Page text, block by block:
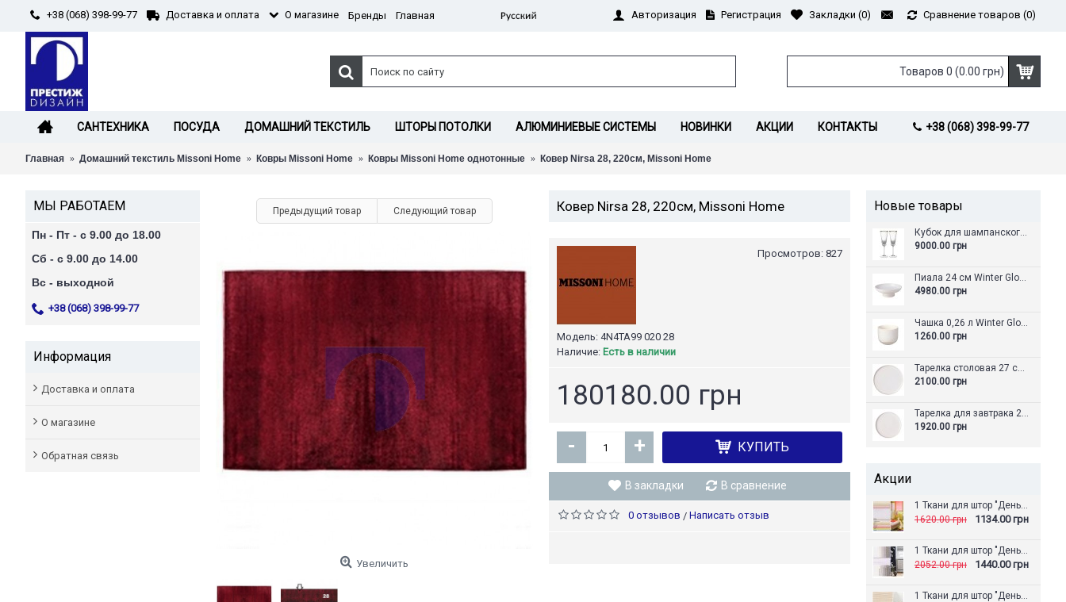
+38 (068) 398-99-77 Доставка и оплата О магазине Бренды Главная Авторизация Регистрация Закладки (0) Сравнение товаров (0)
Товаров 0 (0.00 грн)
САНТЕХНИКА ПОСУДА ДОМАШНИЙ ТЕКСТИЛЬ ШТОРЫ ПОТОЛКИ АЛЮМИНИЕВЫЕ СИСТЕМЫ НОВИНКИ АКЦИИ КОНТАКТЫ +38 (068) 398-99-77
Главная Домашний текстиль Missoni Home Ковры Missoni Home Ковры Missoni Home однотонные Ковер Nirsa 28, 220см, Missoni Home
МЫ РАБОТАЕМ
Пн - Пт - с 9.00 до 18.00
Сб - с 9.00 до 14.00
Вс - выходной
+38 (068) 398-99-77
Информация
Доставка и оплата
О магазине
Обратная связь
Новые товары
Кубок для шампанского 0,23 л, 23,9 см Набор из 2 шт. Grand Royal Gold Villeroy & Boch
9000.00 грн
Пиала 24 см Winter Glow like. by Villeroy & Boch
4980.00 грн
Чашка 0,26 л Winter Glow like. by Villeroy & Boch
1260.00 грн
Тарелка столовая 27 см Winter Glow like. by Villeroy & Boch
2100.00 грн
Тарелка для завтрака 21 см Winter Glow like. by Villeroy & Boch
1920.00 грн
Акции
1 Ткани для штор "День-Ночь" Аврора
1620.00 грн
1134.00 грн
1 Ткани для штор "День-Ночь" Альпака
2052.00 грн
1440.00 грн
1 Ткани для штор "День-Ночь" Амазонка
Предыдущий товар Следующий товар
Увеличить
Ковер Nirsa 28, 220см, Missoni Home
Просмотров: 827
Модель: 4N4TA99 020 28
Наличие: Есть в наличии
180180.00 грн
- + КУПИТЬ
В закладки В сравнение
0 отзывов / Написать отзыв